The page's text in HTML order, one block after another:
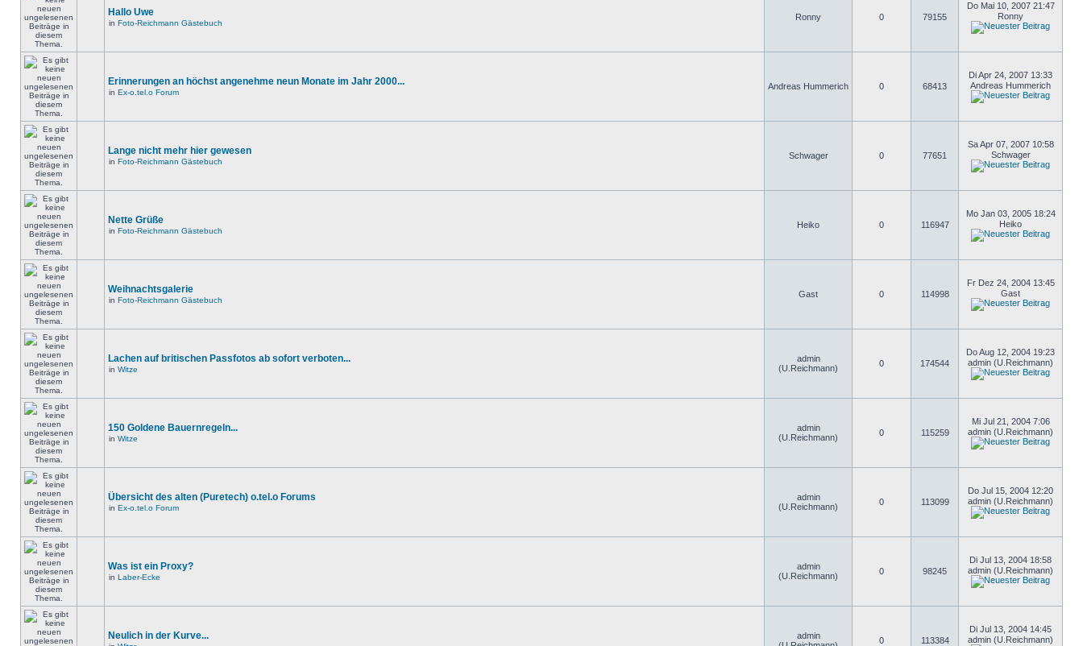
Hallo Uwe
in Foto-Reichmann Gästebuch
Ronny 0 79155
Do Mai 10, 2007 21:47
Ronny
Erinnerungen an höchst angenehme neun Monate im Jahr 2000...
in Ex-o.tel.o Forum
Andreas Hummerich 0 68413
Di Apr 24, 2007 13:33
Andreas Hummerich
Lange nicht mehr hier gewesen
in Foto-Reichmann Gästebuch
Schwager 0 77651
Sa Apr 07, 2007 10:58
Schwager
Nette Grüße
in Foto-Reichmann Gästebuch
Heiko 0 116947
Mo Jan 03, 2005 18:24
Heiko
Weihnachtsgalerie
in Foto-Reichmann Gästebuch
Gast 0 114998
Fr Dez 24, 2004 13:45
Gast
Lachen auf britischen Passfotos ab sofort verboten...
in Witze
admin
(U.Reichmann)
0 174544
Do Aug 12, 2004 19:23
admin (U.Reichmann)
150 Goldene Bauernregeln...
in Witze
admin
(U.Reichmann)
0 115259
Mi Jul 21, 2004 7:06
admin (U.Reichmann)
Übersicht des alten (Puretech) o.tel.o Forums
in Ex-o.tel.o Forum
admin
(U.Reichmann)
0 113099
Do Jul 15, 2004 12:20
admin (U.Reichmann)
Was ist ein Proxy?
in Laber-Ecke
admin
(U.Reichmann)
0 98245
Di Jul 13, 2004 18:58
admin (U.Reichmann)
Neulich in der Kurve...
admin
0 113384
Di Jul 13, 2004 14:45
admin (U.Reichmann)